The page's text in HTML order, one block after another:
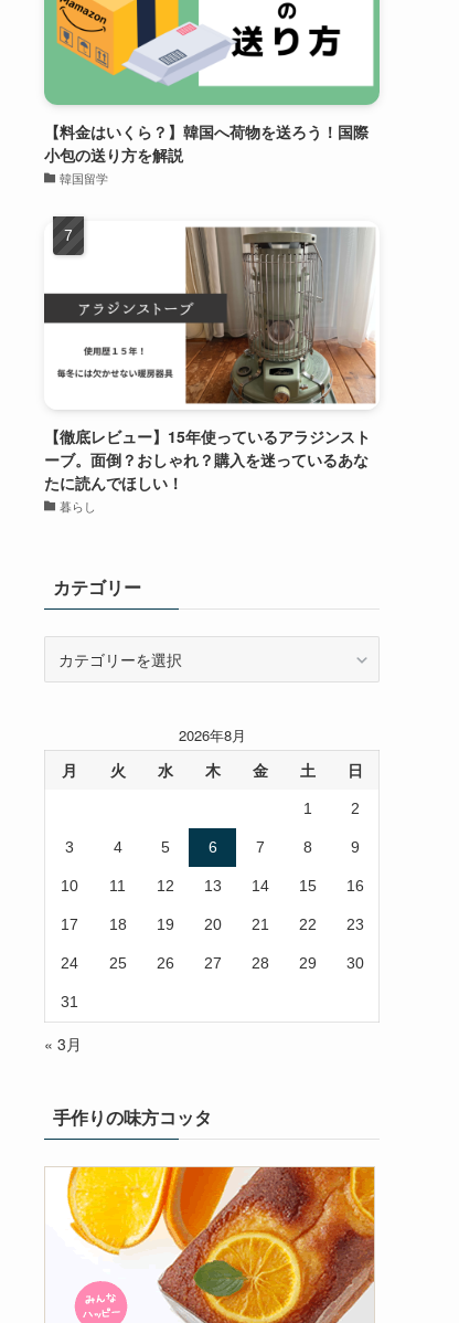
【料金はいくら？】韓国へ荷物を送ろう！国際
小包の送り方を解説
韓国留学
【徹底レビュー】15年使っているアラジンスト
ーブ。面倒？おしゃれ？購入を迷っているあな
たに読んでほしい！
暮らし
カテゴリー
ー
2026年8月
月 火 水 木 金 土 日
1 2
3 4 5 6 7 8 9
10 11 12 13 14 15 16
17 18 19 20 21 22 23
24 25 26 27 28 29 30
31
« 3月
手作りの味方コッタ